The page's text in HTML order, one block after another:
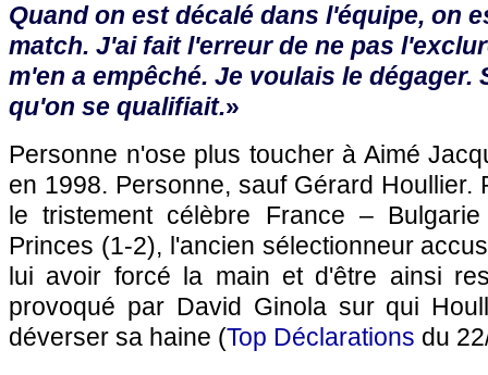
Quand on est décalé dans l'équipe, on
match. J'ai fait l'erreur de ne pas
m'en a empêché. Je voulais le dégager.
qu'on se qualifiait.»
Personne n'ose plus toucher à Aimé
en 1998. Personne, sauf Gérard Houllier.
le tristement célèbre France –
Princes (1-2), l'ancien sélectionneur
lui avoir forcé la main et d'être ainsi
provoqué par David Ginola sur qui
déverser sa haine (Top Déclarations du